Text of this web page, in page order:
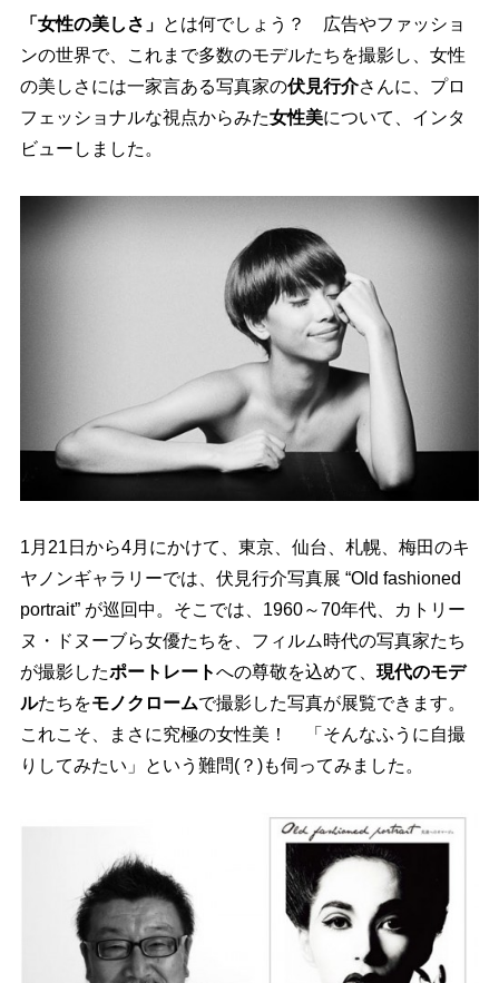
「女性の美しさ」 とは何でしょう？ 広告やファッショ
ンの世界で、これまで多数のモデルたちを撮影し、女性
の美しさには一家言ある写真家の伏見行介さんに、プロ
フェッショナルな視点からみた女性美について、インタ
ビューしました。
1月21日から4月にかけて、東京、仙台、札幌、梅田のキ
ヤノンギャラリーでは、伏見行介写真展 “Old fashioned
portrait” が巡回中。そこでは、1960～70年代、カトリー
ヌ・ドヌーブら女優たちを、フィルム時代の写真家たち
が撮影したポートレートへの尊敬を込めて、 現代のモデ
ルたちをモノクロームで撮影した写真が展覧できます。
これこそ、まさに究極の女性美！ 「そんなふうに自撮
りしてみたい」という難問(？)も伺ってみました。